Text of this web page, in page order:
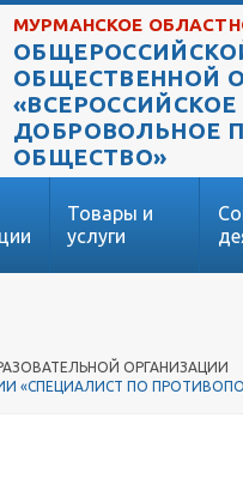
МУРМАНСКОЕ
ОБЩЕСТВЕННОЙ
«ВСЕРОССИЙСКОЕ
ДОБРОВОЛЬНОЕ
ОБЩЕСТВО»
Товары и
услуги
ОРГАНИЗАЦИИ
«СПЕЦИАЛИСТ ПО